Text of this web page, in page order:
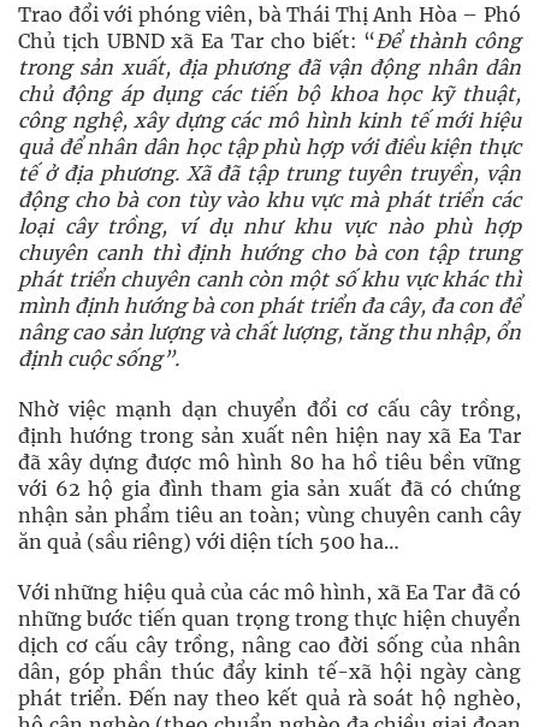
Trao đổi với phóng viên, bà Thái Thị Anh Hòa – Phó
Chủ tịch UBND xã Ea Tar cho biết: “Để thành công
trong sản xuất, địa phương đã vận động nhân dân
chủ động áp dụng các tiến bộ khoa học kỹ thuật,
công nghệ, xây dựng các mô hình kinh tế mới hiệu
quả để nhân dân học tập phù hợp với điều kiện thực
tế ở địa phương. Xã đã tập trung tuyên truyền, vận
động cho bà con tùy vào khu vực mà phát triển các
loại cây trồng, ví dụ như khu vực nào phù hợp
chuyên canh thì định hướng cho bà con tập trung
phát triển chuyên canh còn một số khu vực khác thì
mình định hướng bà con phát triển đa cây, đa con để
nâng cao sản lượng và chất lượng, tăng thu nhập, ổn
định cuộc sống”.
Nhờ việc mạnh dạn chuyển đổi cơ cấu cây trồng,
định hướng trong sản xuất nên hiện nay xã Ea Tar
đã xây dựng được mô hình 80 ha hồ tiêu bền vững
với 62 hộ gia đình tham gia sản xuất đã có chứng
nhận sản phẩm tiêu an toàn; vùng chuyên canh cây
ăn quả (sầu riêng) với diện tích 500 ha…
Với những hiệu quả của các mô hình, xã Ea Tar đã có
những bước tiến quan trọng trong thực hiện chuyển
dịch cơ cấu cây trồng, nâng cao đời sống của nhân
dân, góp phần thúc đẩy kinh tế-xã hội ngày càng
phát triển. Đến nay theo kết quả rà soát hộ nghèo,